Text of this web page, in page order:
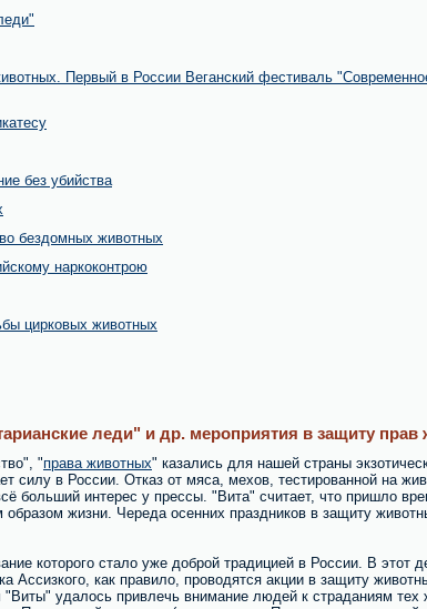
Первый в России Веганский фестиваль
без убийства
бездомных животных
наркоконтрою
цирковых животных
леди" и др. мероприятия в защиту
"права животных" казались для нашей страны
силу в России. Отказ от мяса, мехов, тестированной на
больший интерес у прессы. "Вита" считает, что пришло
образом жизни. Череда осенних праздников в защиту
которого стало уже доброй традицией в России. В этот
Ассизкого, как правило, проводятся акции в защиту
удалось привлечь внимание людей к страданиям тех